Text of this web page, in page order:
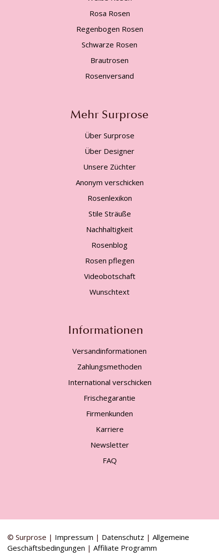
Rosa Rosen
Regenbogen Rosen
Schwarze Rosen
Brautrosen
Rosenversand
Mehr Surprose
Über Surprose
Über Designer
Unsere Züchter
Anonym verschicken
Rosenlexikon
Stile Sträuße
Nachhaltigkeit
Rosenblog
Rosen pflegen
Videobotschaft
Wunschtext
Informationen
Versandinformationen
Zahlungsmethoden
International verschicken
Frischegarantie
Firmenkunden
Karriere
Newsletter
FAQ
© Surprose | Impressum | Datenschutz | Allgemeine
Geschäftsbedingungen | Affiliate Programm